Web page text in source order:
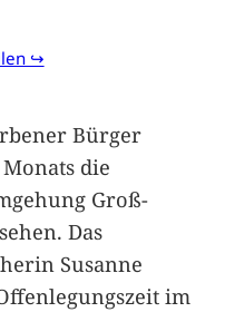
↪
Bürger
die
Groß-
Das
Susanne
im